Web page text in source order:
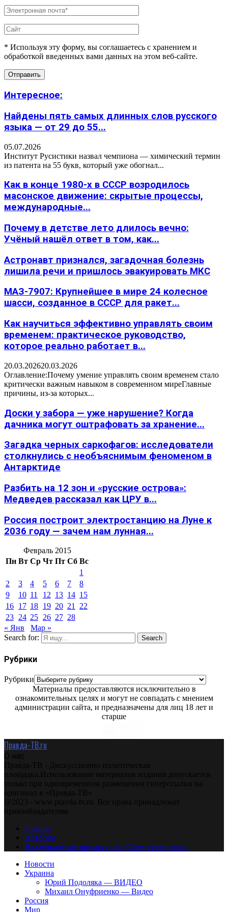
* Используя эту форму, вы соглашаетесь с хранением и
обработкой введенных вами данных на этом веб-сайте.
Интересное:
Найдены пять самых длинных слов русского
языка — от 29 до 55...
05.07.2026
Институт Русистики назвал чемпиона — химический термин
из патента на 55 букв, который уже обогнал...
Как в конце 1980-х в СССР возродилось
масонское движение: скрытые процессы,
международные...
Почему в детстве лето длилось вечно:
Учёный нашёл ответ в том, как...
Астронавт признался, загадочная болезнь
лишила речи и пришлось эвакуировать МКС
МАЗ-7907: Крупнейшее в мире 24 колесное
шасси, созданное в СССР для ракет...
Как научиться эффективно управлять своим
временем: практическое руководство,
которое реально работает в...
20.03.202620.03.2026
Оглавление:Почему умение управлять своим временем стало
критически важным навыком в современном миреГлавные
причины, из-за которых...
Доски у забора — уже нарушение? Когда
дачника могут оштрафовать за хранение...
Загадка черных саркофагов: исследователи
столкнулись с необъяснимым феноменом в
Антарктиде
Разбить на 12 зон и «русские острова»:
Медведев рассказал как ЦРУ в...
Россия построит электростанцию на Луне к
2036 году — зачем нам лунная...
Февраль 2015
Пн Вт Ср Чт Пт Сб Вс
1
2
3 4 5 6 7
8
9
10 11 12 13 14 15
16 17 18 19 20 21 22
23 24 25 26 27 28
« Янв
Мар »
Search for:
Search
Рубрики
Рубрики
Материалы предоставляются исключительно в
ознакомительных целях и могут не совпадать с мнением
администрации сайта, и предназначены для лиц 18 лет и
старше
Правда-ТВ.ru
О нас
Правда-ТВ - Дискуссионно политическая
площадка.Использование материалов издания допускается
только при одновременном размещении гиперссылки на
оригинал в «Правда-ТВ»
@2023 - www.pravda-tv.ru. Все права принадлежат
правообладателям.
Главная
Авторам
Владельцам авторских прав. Ответственности.
Новости
Украина
Юрий Подоляка — ВИДЕО
Михаил Онуфриенко — Видео
Россия
Мир